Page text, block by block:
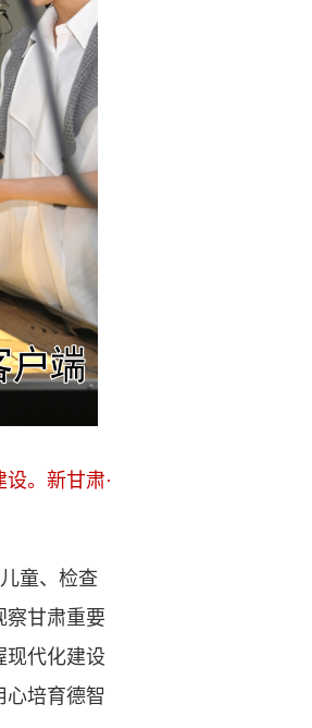
。新甘肃·
童、检查
察甘肃重要
现代化建设
心培育德智